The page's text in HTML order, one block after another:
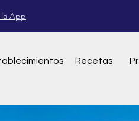
App
Recetas